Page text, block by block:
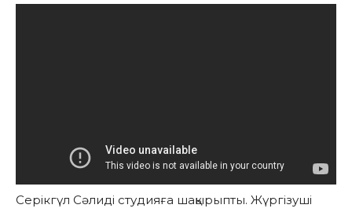
Серікгүл Сәлиді студияға шақырыпты. Жүргізуші